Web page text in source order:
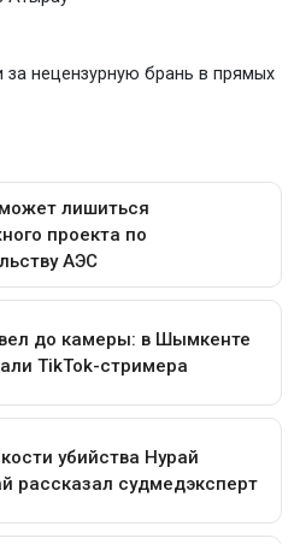
за нецензурную брань в прямых